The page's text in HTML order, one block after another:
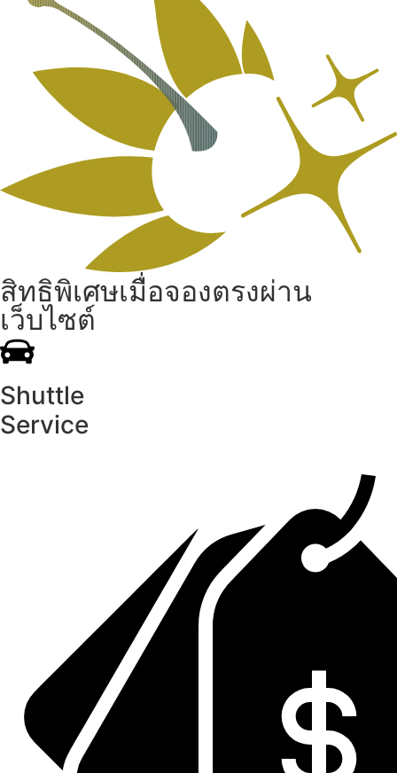
สิทธิพิเศษเมื่อจองตรงผ่าน
เว็บไซต์
Shuttle
Service